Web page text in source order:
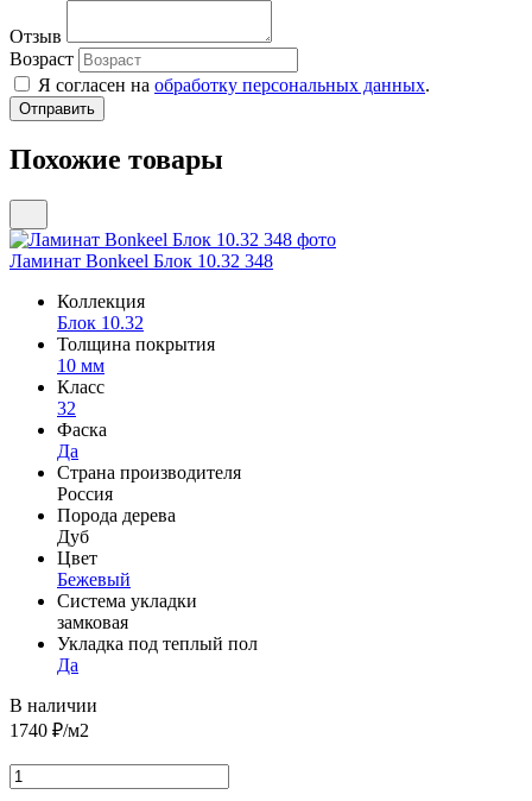
Отзыв
Возраст
Я согласен на обработку персональных данных.
Похожие товары
Ламинат Bonkeel Блок 10.32 348
Коллекция
Блок 10.32
Толщина покрытия
10 мм
Класс
32
Фаска
Да
Страна производителя
Россия
Порода дерева
Дуб
Цвет
Бежевый
Система укладки
замковая
Укладка под теплый пол
Да
В наличии
1740 ₽/м2